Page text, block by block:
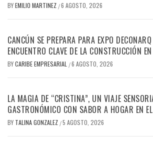
BYEMILIO MARTINEZ /6 AGOSTO, 2026
CANCÚN SE PREPARA PARA EXPO
ENCUENTRO CLAVE DE LA CONSTRUCCIÓN
BYCARIBE EMPRESARIAL /6 AGOSTO, 2026
LA MAGIA DE “CRISTINA”, UN VIAJE
GASTRONÓMICO CON SABOR A HOGAR EN
BY TALINA GONZALEZ /5 AGOSTO, 2026